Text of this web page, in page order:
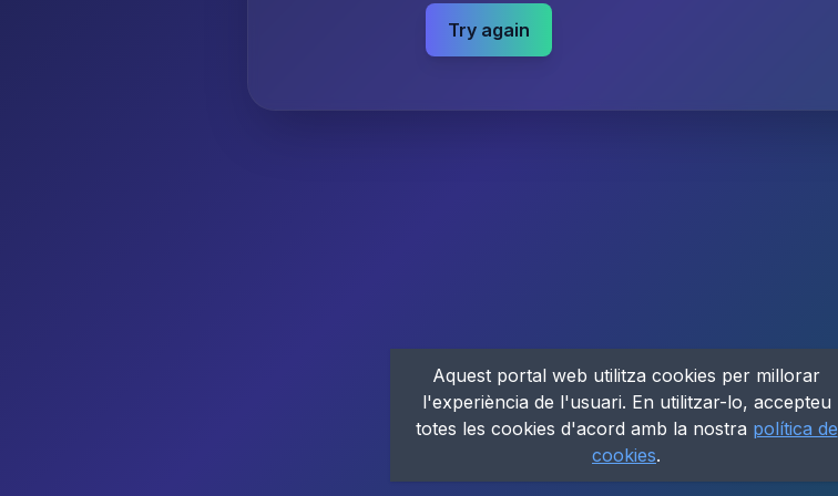
Try again
Aquest portal web utilitza cookies per millorar
l'experiència de l'usuari. En utilitzar-lo, accepteu
totes les cookies d'acord amb la nostra política de
cookies.